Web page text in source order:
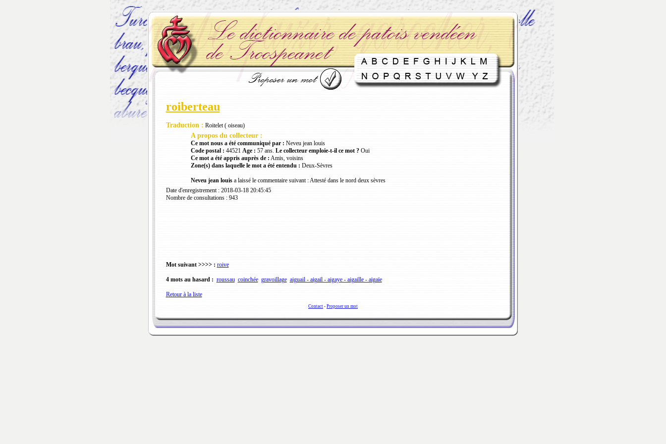
roiberteau
Traduction : Roitelet ( oiseau)
A propos du collecteur :
Ce mot nous a été communiqué par : Neveu jean louis
Code postal : 44521 Age : 57 ans. Le collecteur emploie-t-il ce mot ?Oui
Ce mot a été appris auprès de : Amis, voisins
Zone(s) dans laquelle le mot a été entendu : Deux-Sèvres
Neveu jean louisa laissé le commentaire suivant : Attesté dans le nord deux sèvres
Date d'enregistrement : 2018-03-18 20:45:45
Nombre de consultations : 943
Mot suivant >>>> : roive
4 mots au hasard : roussau coinchée gravoillage aiguail - aigail - aigaye - aigaille - aigaïe
Retour à la liste
Contact - Proposer un mot